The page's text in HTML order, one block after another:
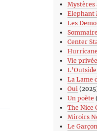
Mystères
Elephant
Les
Center
Hurricane
Vie privée
La Lame
Oui
Un poète
The Nice
Miroirs
Le